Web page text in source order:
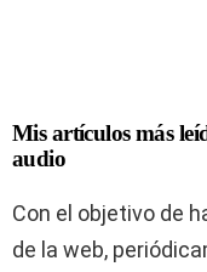
Mis artículos más
audio
Con el objetivo de
de la web,